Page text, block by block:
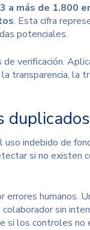
a más de 1.800
. Esta cifra
potenciales.
verificación.
transparencia, la
duplicados
indebido de
si no existen
humanos.
sin
si los controles no